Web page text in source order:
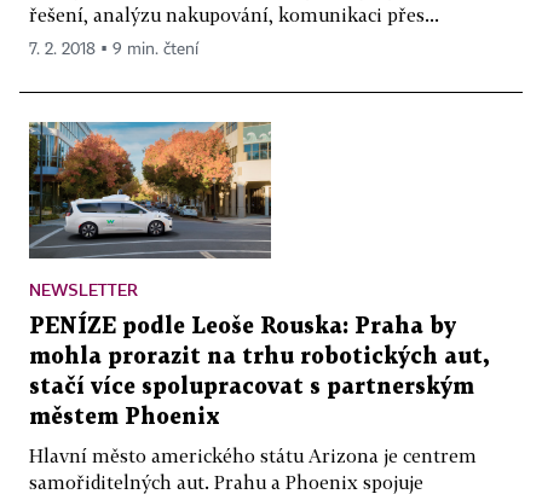
řešení, analýzu nakupování, komunikaci přes...
7. 2. 2018 ▪ 9 min. čtení
NEWSLETTER
PENÍZE podle Leoše Rouska: Praha by
mohla prorazit na trhu robotických aut,
stačí více spolupracovat s partnerským
městem Phoenix
Hlavní město amerického státu Arizona je centrem
samořiditelných aut. Prahu a Phoenix spojuje